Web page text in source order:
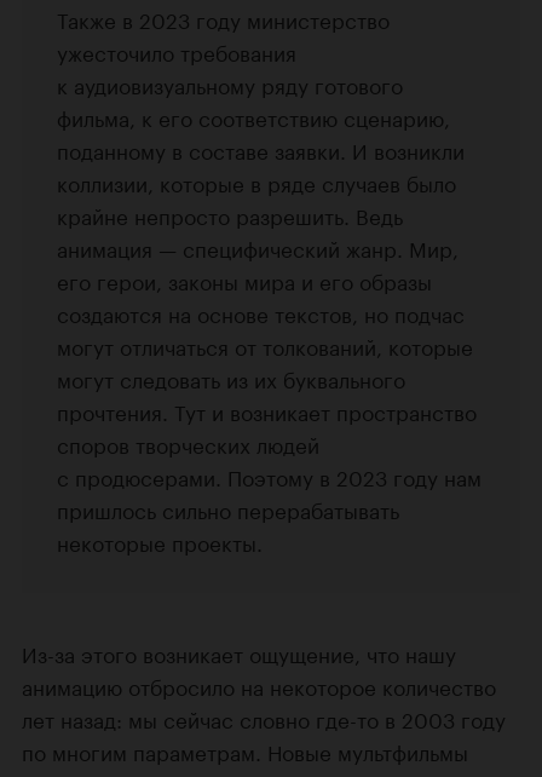
Также в 2023 году министерство
ужесточило требования
к аудиовизуальному ряду готового
фильма, к его соответствию сценарию,
поданному в составе заявки. И возникли
коллизии, которые в ряде случаев было
крайне непросто разрешить. Ведь
анимация — специфический жанр. Мир,
его герои, законы мира и его образы
создаются на основе текстов, но подчас
могут отличаться от толкований, которые
могут следовать из их буквального
прочтения. Тут и возникает пространство
споров творческих людей
с продюсерами. Поэтому в 2023 году нам
пришлось сильно перерабатывать
некоторые проекты.
Из-за этого возникает ощущение, что нашу
анимацию отбросило на некоторое количество
лет назад: мы сейчас словно где-то в 2003 году
по многим параметрам. Новые мультфильмы